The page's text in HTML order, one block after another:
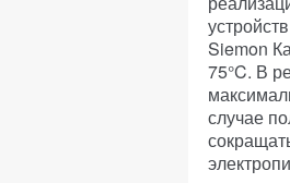
Siemon
75°C. В
случае